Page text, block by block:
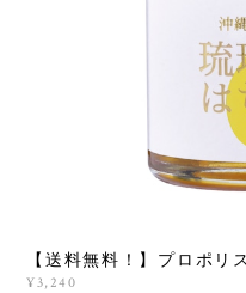
【送料無料！】プロポ
¥3,240